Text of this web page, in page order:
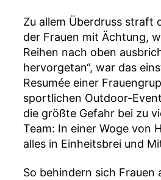
Zu allem Überdruss straft
der Frauen mit Ächtung,
Reihen nach oben
hervorgetan“, war das
Resumée einer
sportlichen Outdoor-
die größte Gefahr bei zu
Team: In einer Woge von
alles in Einheitsbrei und
So behindern sich Frauen